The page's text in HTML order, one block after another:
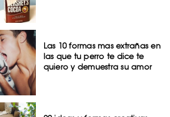
Las 10 formas mas extrañas en
las que tu perro te dice te
quiero y demuestra su amor